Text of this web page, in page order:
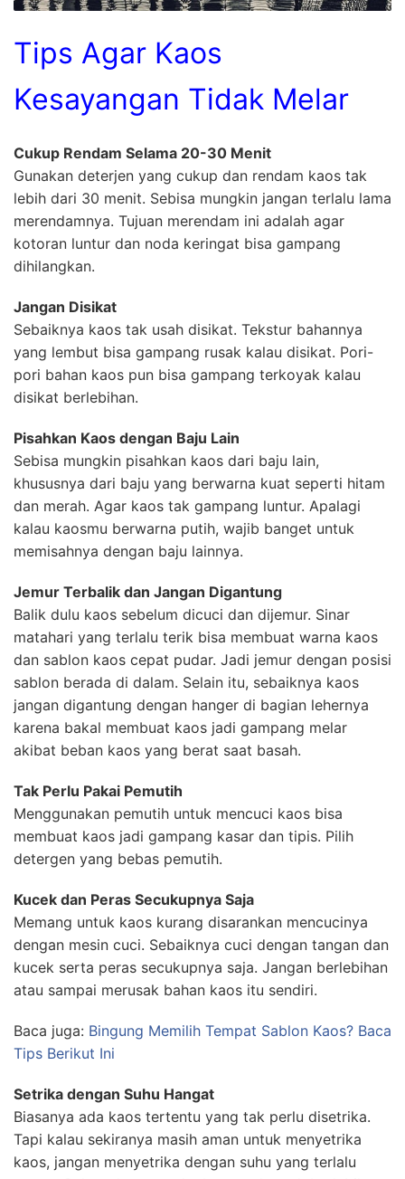
Tips Agar Kaos
Kesayangan Tidak Melar
Cukup Rendam Selama 20-30 Menit
Gunakan deterjen yang cukup dan rendam kaos tak
lebih dari 30 menit. Sebisa mungkin jangan terlalu lama
merendamnya. Tujuan merendam ini adalah agar
kotoran luntur dan noda keringat bisa gampang
dihilangkan.
Jangan Disikat
Sebaiknya kaos tak usah disikat. Tekstur bahannya
yang lembut bisa gampang rusak kalau disikat. Pori-
pori bahan kaos pun bisa gampang terkoyak kalau
disikat berlebihan.
Pisahkan Kaos dengan Baju Lain
Sebisa mungkin pisahkan kaos dari baju lain,
khususnya dari baju yang berwarna kuat seperti hitam
dan merah. Agar kaos tak gampang luntur. Apalagi
kalau kaosmu berwarna putih, wajib banget untuk
memisahnya dengan baju lainnya.
Jemur Terbalik dan Jangan Digantung
Balik dulu kaos sebelum dicuci dan dijemur. Sinar
matahari yang terlalu terik bisa membuat warna kaos
dan sablon kaos cepat pudar. Jadi jemur dengan posisi
sablon berada di dalam. Selain itu, sebaiknya kaos
jangan digantung dengan hanger di bagian lehernya
karena bakal membuat kaos jadi gampang melar
akibat beban kaos yang berat saat basah.
Tak Perlu Pakai Pemutih
Menggunakan pemutih untuk mencuci kaos bisa
membuat kaos jadi gampang kasar dan tipis. Pilih
detergen yang bebas pemutih.
Kucek dan Peras Secukupnya Saja
Memang untuk kaos kurang disarankan mencucinya
dengan mesin cuci. Sebaiknya cuci dengan tangan dan
kucek serta peras secukupnya saja. Jangan berlebihan
atau sampai merusak bahan kaos itu sendiri.
Baca juga: Bingung Memilih Tempat Sablon Kaos? Baca
Tips Berikut Ini
Setrika dengan Suhu Hangat
Biasanya ada kaos tertentu yang tak perlu disetrika.
Tapi kalau sekiranya masih aman untuk menyetrika
kaos, jangan menyetrika dengan suhu yang terlalu